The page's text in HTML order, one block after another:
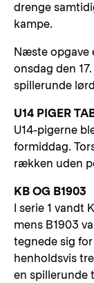
drenge
kampe.
Næste opgave
onsdag den
spillerunde
U14 PIGER
U14-pigerne
formiddag.
rækken uden
KB OG B1903
I serie 1 vandt
mens B1903
tegnede sig
henholdsvis
en spillerunde